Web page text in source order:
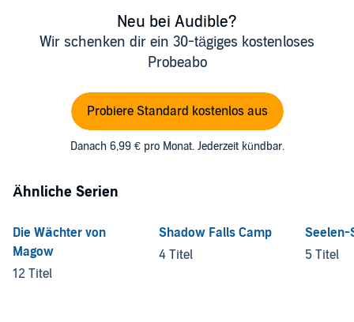
Neu bei Audible?
Wir schenken dir ein 30-tägiges kostenloses
Probeabo
Probiere Standard kostenlos aus
Danach 6,99 € pro Monat. Jederzeit kündbar.
Ähnliche Serien
Die Wächter von
Magow
12 Titel
Shadow Falls Camp
4 Titel
Seelen-
5 Titel